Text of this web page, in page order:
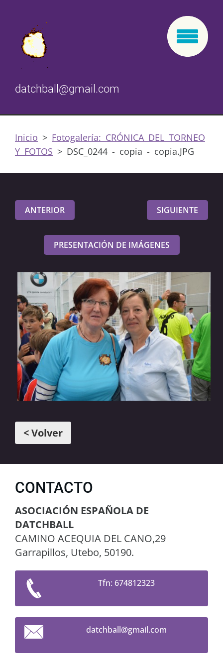
datchball@gmail.com
Inicio > Fotogalería: CRÓNICA DEL TORNEO
Y FOTOS > DSC_0244 - copia - copia.JPG
ANTERIOR SIGUIENTE
PRESENTACIÓN DE IMÁGENES
< Volver
CONTACTO
ASOCIACIÓN ESPAÑOLA DE
DATCHBALL
CAMINO ACEQUIA DEL CANO,29
Garrapillos, Utebo, 50190.
Tfn: 674812323
datchball@gmail.com